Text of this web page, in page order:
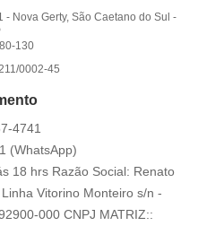
- Nova Gerty, São Caetano do Sul -
130
0002-45
4741
(WhatsApp)
18 hrs Razão Social: Renato
Vitorino Monteiro s/n -
000 CNPJ MATRIZ::